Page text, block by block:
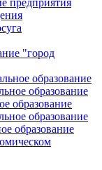
"город
образование
образование
образование
образование
образование